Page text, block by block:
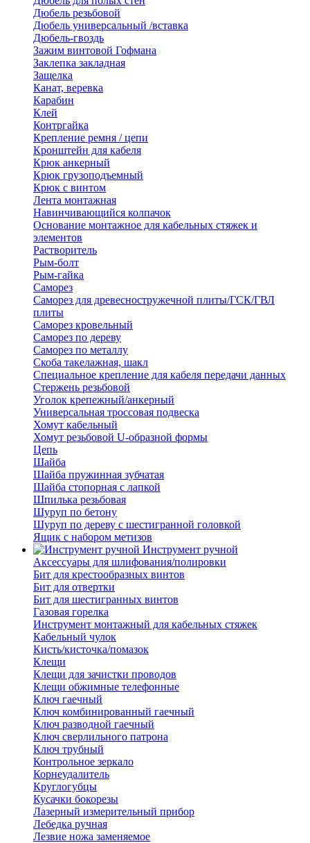
Дюбель резьбовой
Дюбель универсальный /вставка
Дюбель-гвоздь
Зажим винтовой Гофмана
Заклепка закладная
Защелка
Канат, веревка
Карабин
Клей
Контргайка
Крепление ремня / цепи
Кронштейн для кабеля
Крюк анкерный
Крюк грузоподъемный
Крюк с винтом
Лента монтажная
Навинчивающийся колпачок
Основание монтажное для кабельных стяжек и
элементов
Растворитель
Рым-болт
Рым-гайка
Саморез
Саморез для древесностружечной плиты/ГСК/ГВЛ
плиты
Саморез кровельный
Саморез по дереву
Саморез по металлу
Скоба такелажная, шакл
Специальное крепление для кабеля передачи данных
Стержень резьбовой
Уголок крепежный/анкерный
Универсальная троссовая подвеска
Хомут кабельный
Хомут резьбовой U-образной формы
Цепь
Шайба
Шайба пружинная зубчатая
Шайба стопорная с лапкой
Шпилька резьбовая
Шуруп по бетону
Шуруп по дереву с шестигранной головкой
Ящик с набором метизов
Инструмент ручной
Аксессуары для шлифования/полировки
Бит для крестообразных винтов
Бит для отвертки
Бит для шестигранных винтов
Газовая горелка
Инструмент монтажный для кабельных стяжек
Кабельный чулок
Кисть/кисточка/помазок
Клещи
Клещи для зачистки проводов
Клещи обжимные телефонные
Ключ гаечный
Ключ комбинированный гаечный
Ключ разводной гаечный
Ключ сверлильного патрона
Ключ трубный
Контрольное зеркало
Корнеудалитель
Круглогубцы
Кусачки бокорезы
Лазерный измерительный прибор
Лебедка ручная
Лезвие ножа заменяемое